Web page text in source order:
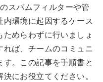
スパムフィルターや管
環境に起因するケース
めらわずに行いましょ
れば、チームのコミュニ
。この記事を手順書と
にお役立てください。